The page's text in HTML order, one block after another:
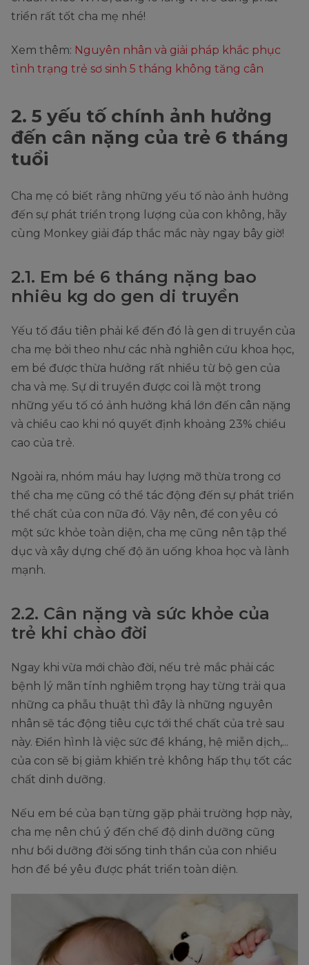
triển rất tốt cha mẹ nhé!
Xem thêm: Nguyên nhân và giải pháp khắc phục
tình trạng trẻ sơ sinh 5 tháng không tăng cân
2. 5 yếu tố chính ảnh hưởng
đến cân nặng của trẻ 6 tháng
tuổi
Cha mẹ có biết rằng những yếu tố nào ảnh hưởng
đến sự phát triển trọng lượng của con không, hãy
cùng Monkey giải đáp thắc mắc này ngay bây giờ!
2.1. Em bé 6 tháng nặng bao
nhiêu kg do gen di truyền
Yếu tố đầu tiên phải kể đến đó là gen di truyền của
cha mẹ bởi theo như các nhà nghiên cứu khoa học,
em bé được thừa hưởng rất nhiều từ bộ gen của
cha và mẹ. Sự di truyền được coi là một trong
những yếu tố có ảnh hưởng khá lớn đến cân nặng
và chiều cao khi nó quyết định khoảng 23% chiều
cao của trẻ.
Ngoài ra, nhóm máu hay lượng mỡ thừa trong cơ
thể cha mẹ cũng có thể tác động đến sự phát triển
thể chất của con nữa đó. Vậy nên, để con yêu có
một sức khỏe toàn diện, cha mẹ cũng nên tập thể
dục và xây dựng chế độ ăn uống khoa học và lành
mạnh.
2.2. Cân nặng và sức khỏe của
trẻ khi chào đời
Ngay khi vừa mới chào đời, nếu trẻ mắc phải các
bệnh lý mãn tính nghiêm trọng hay từng trải qua
những ca phẫu thuật thì đây là những nguyên
nhân sẽ tác động tiêu cực tới thể chất của trẻ sau
này. Điển hình là việc sức đề kháng, hệ miễn dịch,...
của con sẽ bị giảm khiến trẻ không hấp thụ tốt các
chất dinh dưỡng.
Nếu em bé của bạn từng gặp phải trường hợp này,
cha mẹ nên chú ý đến chế độ dinh dưỡng cũng
như bồi dưỡng đời sống tinh thần của con nhiều
hơn để bé yêu được phát triển toàn diện.